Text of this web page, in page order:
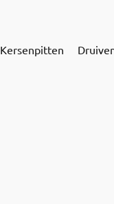
Kersenpitten